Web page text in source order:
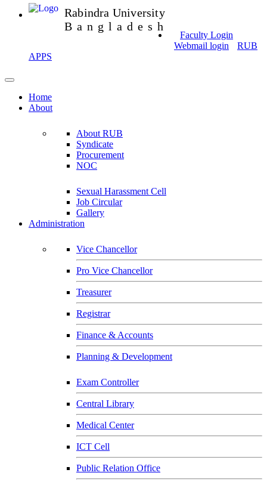
Rabindra University
Bangladesh
Faculty Login
Webmail login
RUB
APPS
Home
About
About RUB
Syndicate
Procurement
NOC
Sexual Harassment Cell
Job Circular
Gallery
Administration
Vice Chancellor
Pro Vice Chancellor
Treasurer
Registrar
Finance & Accounts
Planning & Development
Exam Controller
Central Library
Medical Center
ICT Cell
Public Relation Office